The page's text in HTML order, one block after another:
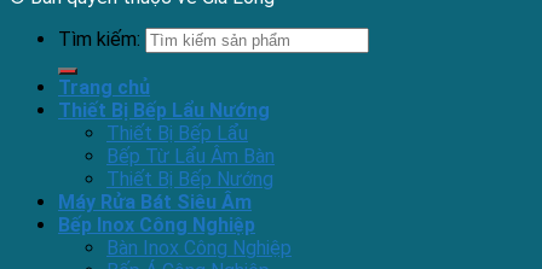
Tìm kiếm:
Trang chủ
Thiết Bị Bếp Lẩu Nướng
Thiết Bị Bếp Lẩu
Bếp Từ Lẩu Âm Bàn
Thiết Bị Bếp Nướng
Máy Rửa Bát Siêu Âm
Bếp Inox Công Nghiệp
Bàn Inox Công Nghiệp